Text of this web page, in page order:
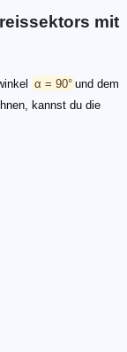
mit
α = 90° und dem
kannst du die